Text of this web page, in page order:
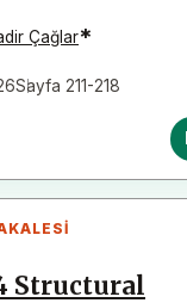
Çağlar*
Sayfa 211-218
Structural